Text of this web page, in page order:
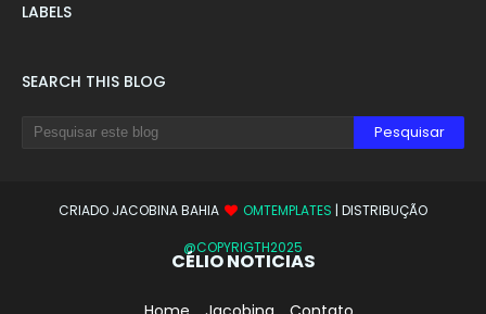
LABELS
SEARCH THIS BLOG
CRIADO JACOBINA BAHIA OMTEMPLATES | DISTRIBUÇÃO
@COPYRIGTH2025
CÉLIO NOTICIAS